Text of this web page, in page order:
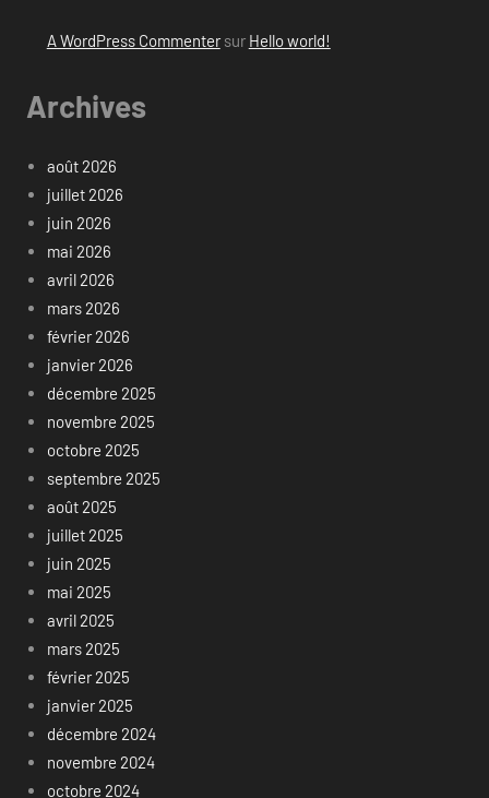
A WordPress Commentersur Hello world!
Archives
août 2026
juillet 2026
juin 2026
mai 2026
avril 2026
mars 2026
février 2026
janvier 2026
décembre 2025
novembre 2025
octobre 2025
septembre 2025
août 2025
juillet 2025
juin 2025
mai 2025
avril 2025
mars 2025
février 2025
janvier 2025
décembre 2024
novembre 2024
octobre 2024